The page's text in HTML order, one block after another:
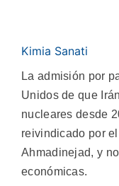
Kimia Sanati
La admisión por
Unidos de que
nucleares desde
reivindicado por
Ahmadinejad, y
económicas.